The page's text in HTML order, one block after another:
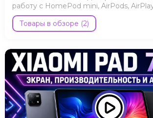
работу с HomePod mini, AirPods,
Apple Arcade.
Товары в обзоре (2)